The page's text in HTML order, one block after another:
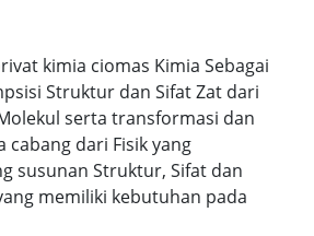
kimia ciomas Kimia Sebagai
Struktur dan Sifat Zat dari
serta transformasi dan
cabang dari Fisik yang
susunan Struktur, Sifat dan
memiliki kebutuhan pada